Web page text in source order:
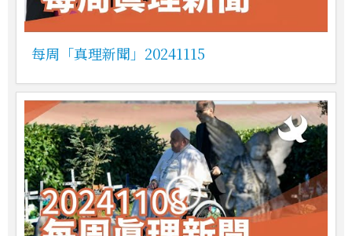
每周「真理新聞」20241115